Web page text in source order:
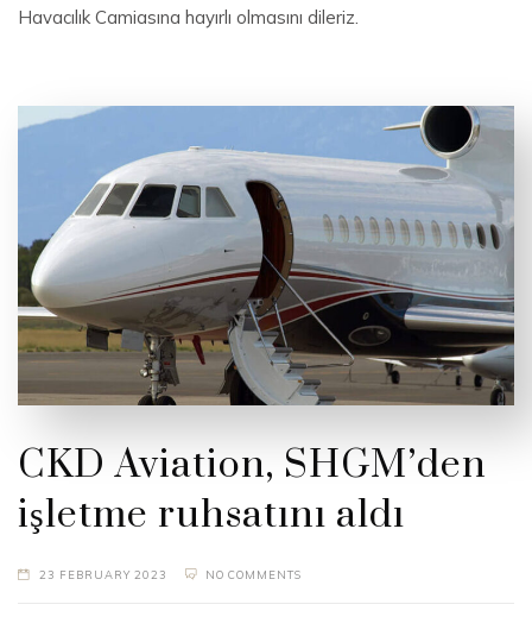
Havacılık Camiasına hayırlı olmasını dileriz.
CKD Aviation, SHGM’den
işletme ruhsatını aldı
23 FEBRUARY 2023 NO COMMENTS